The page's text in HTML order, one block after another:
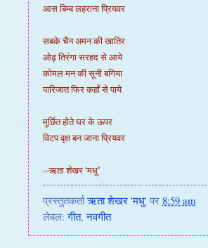
आस बिम्ब लहराना प्रियवर
सबके चैन अमन की खातिर
ओढ़ तिरंगा सरहद से आये
कोमल मन की सूनी बगिया
पारिजात फिर कहाँ से पाये
मुर्छित होते घर के ऊपर
विटप वृक्ष बन जाना प्रियवर
--ऋता शेखर ‘मधु’
प्रस्तुतकर्ताऋता शेखर 'मधु' पर 8:59 am
लेबल:गीत,नवगीत